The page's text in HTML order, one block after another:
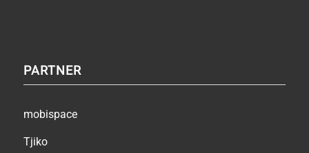
PARTNER
mobispace
Tjiko